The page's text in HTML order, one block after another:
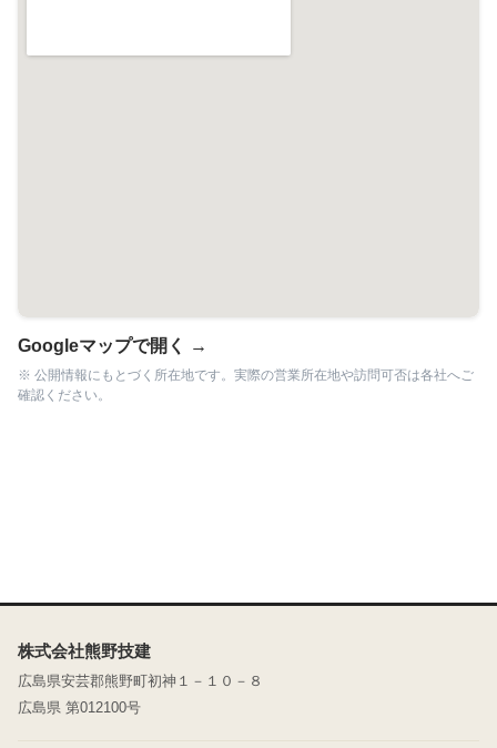
Googleマップで開く →
※ 公開情報にもとづく所在地です。実際の営業所在地や訪問可否は各社へご
確認ください。
株式会社熊野技建
広島県安芸郡熊野町初神１－１０－８
広島県 第012100号